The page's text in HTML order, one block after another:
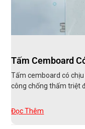
Tấm Cemboard
Tấm cemboard có
công chống thấm triệt
Đọc Thêm